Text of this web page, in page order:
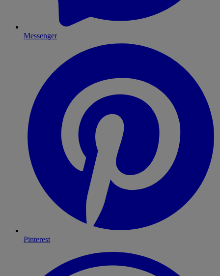
Messenger
Pinterest